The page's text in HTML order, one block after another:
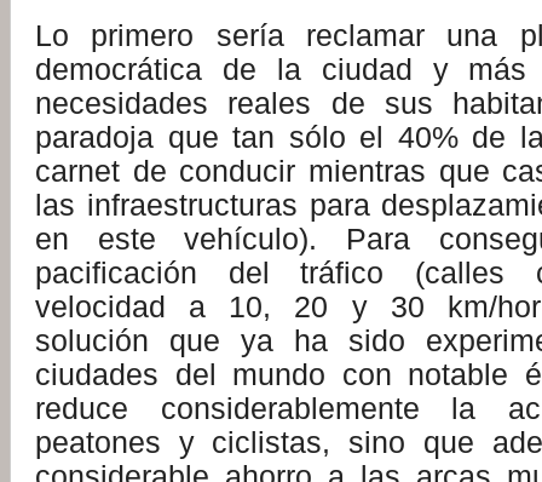
Lo primero sería reclamar una
democrática de la ciudad y
necesidades reales de sus
paradoja que tan sólo el 40% de
carnet de conducir mientras que
las infraestructuras para
en este vehículo). Para
pacificación del tráfico (calles
velocidad a 10, 20 y 30 km/
solución que ya ha sido
ciudades del mundo con notable
reduce considerablemente la
peatones y ciclistas, sino que